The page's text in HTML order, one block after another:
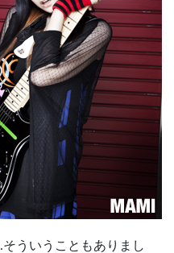
ういうこともありまし